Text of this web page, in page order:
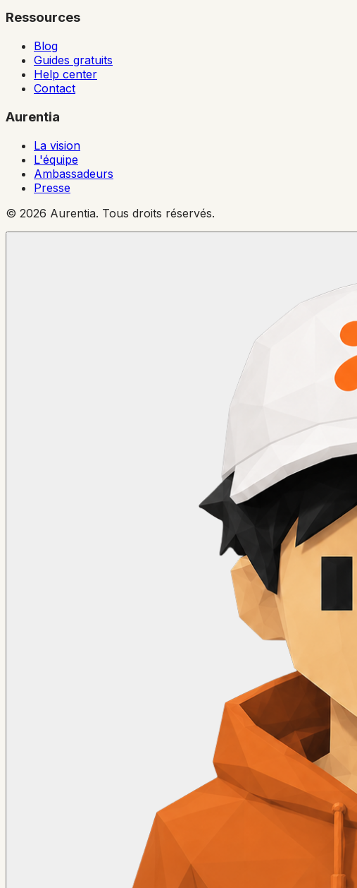
Ressources
Blog
Guides gratuits
Help center
Contact
Aurentia
La vision
L'équipe
Ambassadeurs
Presse
© 2026 Aurentia. Tous droits réservés.